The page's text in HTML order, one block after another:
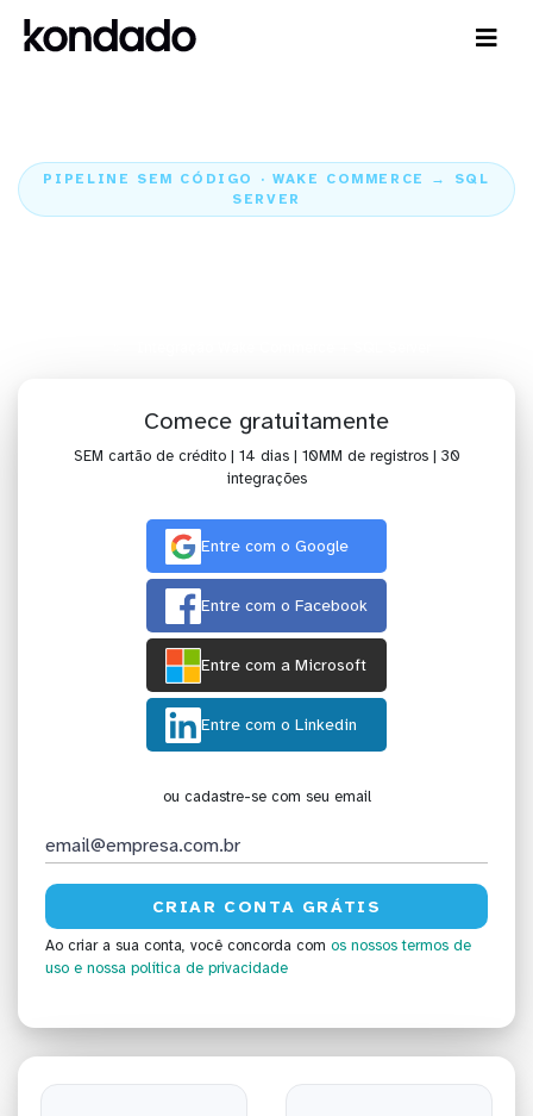
PIPELINE SEM CÓDIGO · WAKE COMMERCE → SQL
SERVER
Comece gratuitamente
SEM cartão de crédito | 14 dias | 10MM de registros | 30
integrações
Entre com o Google
Entre com o Facebook
Entre com a Microsoft
Entre com o Linkedin
ou cadastre-se com seu email
Ao criar a sua conta, você concorda com os nossos termos de
uso e nossa política de privacidade